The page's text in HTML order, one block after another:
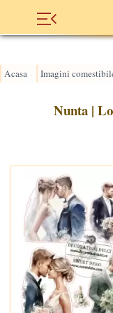
Acasa Imagini
Nunta |